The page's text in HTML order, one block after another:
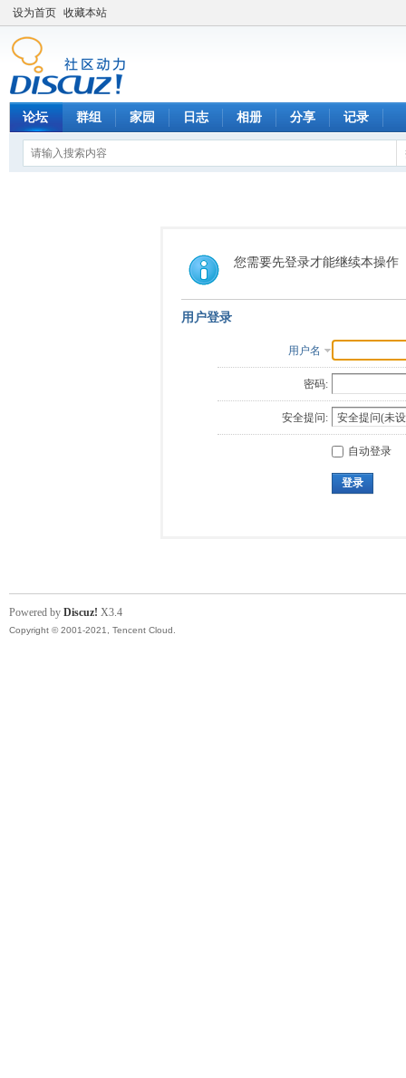
设为首页 收藏本站
论坛 群组 家园 日志 相册 分享 记录
您需要先登录才能继续本操作
用户登录
用户名
密码:
安全提问:
自动登录
登录
Powered by Discuz! X3.4
Copyright © 2001-2021, Tencent Cloud.